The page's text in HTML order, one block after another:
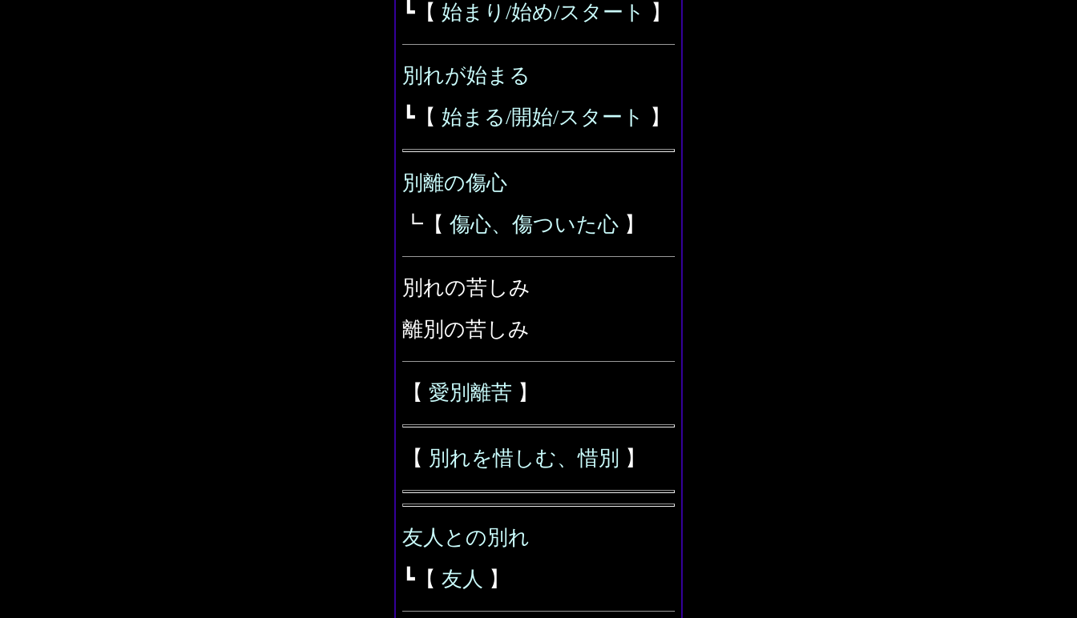
┗【 始まり/始め/スタート 】
別れが始まる
┗【 始まる/開始/スタート 】
別離の傷心
┗【 傷心、傷ついた心 】
別れの苦しみ
離別の苦しみ
【 愛別離苦 】
【 別れを惜しむ、惜別 】
友人との別れ
┗【 友人 】